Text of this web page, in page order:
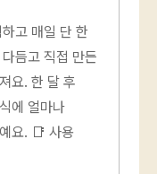
고 매일 단 한
듬고 직접 만든
요. 한 달 후
에 얼마나
요. 📑 사용